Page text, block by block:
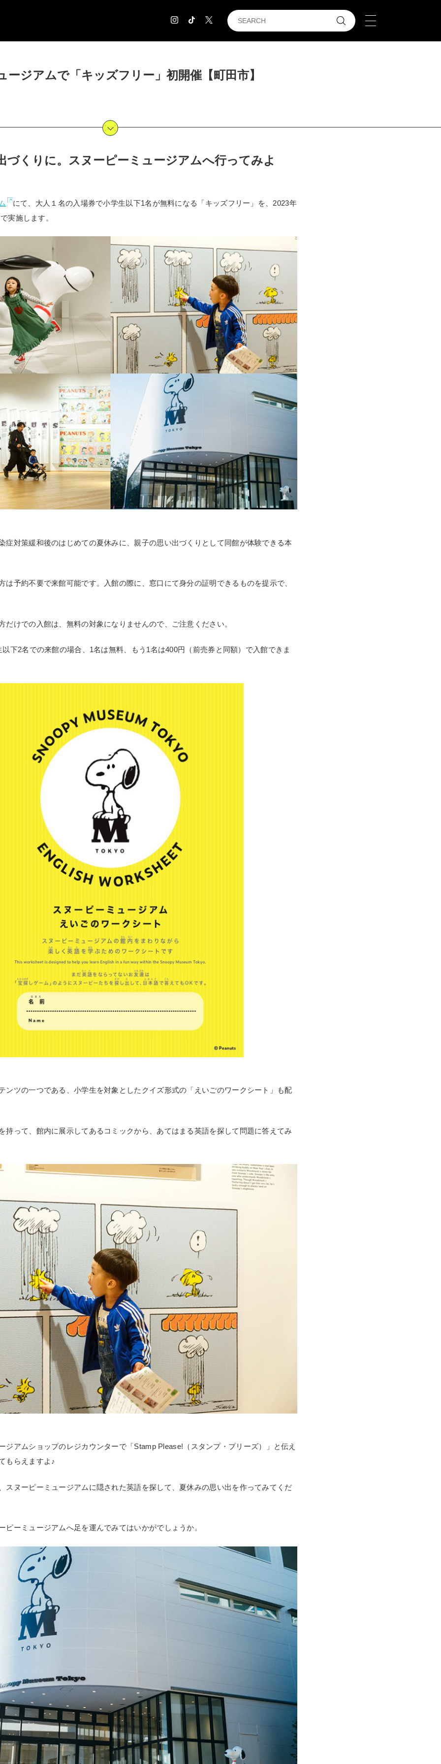
COLUMN コラム記事
MUSEUM 美術館情報
CONTACT
POLICY COMPANY
ージアムで「キッズフリー」初開催【町田市】
づくりに。スヌーピーミュージアムへ行ってみよ
にて、大人１名の入場券で小学生以下1名が無料になる「キッズフリー」を、2023年
実施します。
症対策緩和後のはじめての夏休みに、親子の思い出づくりとして同館が体験できる本
は予約不要で来館可能です。入館の際に、窓口にて身分の証明できるものを提示で、
だけでの入館は、無料の対象になりませんので、ご注意ください。
下2名での来館の場合、1名は無料、もう1名は400円（前売券と同額）で入館できま
ンツの一つである、小学生を対象としたクイズ形式の「えいごのワークシート」も配
持って、館内に展示してあるコミックから、あてはまる英語を探して問題に答えてみ
ジアムショップのレジカウンターで「Stamp Please!（スタンプ・プリーズ）」と伝え
もらえますよ♪
スヌーピーミュージアムに隠された英語を探して、夏休みの思い出を作ってみてくだ
ピーミュージアムへ足を運んでみてはいかがでしょうか。